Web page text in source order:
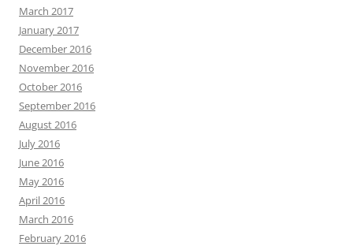
March 2017
January 2017
December 2016
November 2016
October 2016
September 2016
August 2016
July 2016
June 2016
May 2016
April 2016
March 2016
February 2016